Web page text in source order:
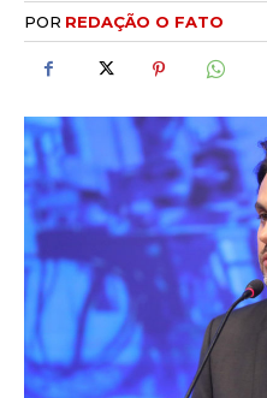
POR REDAÇÃO O FATO